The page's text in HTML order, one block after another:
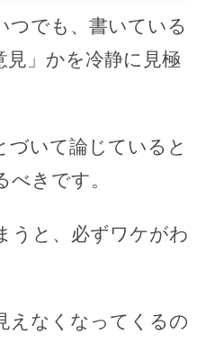
つでも、書いている
見」かを冷静に見極
づいて論じていると
べきです。
うと、必ずワケがわ
えなくなってくるの